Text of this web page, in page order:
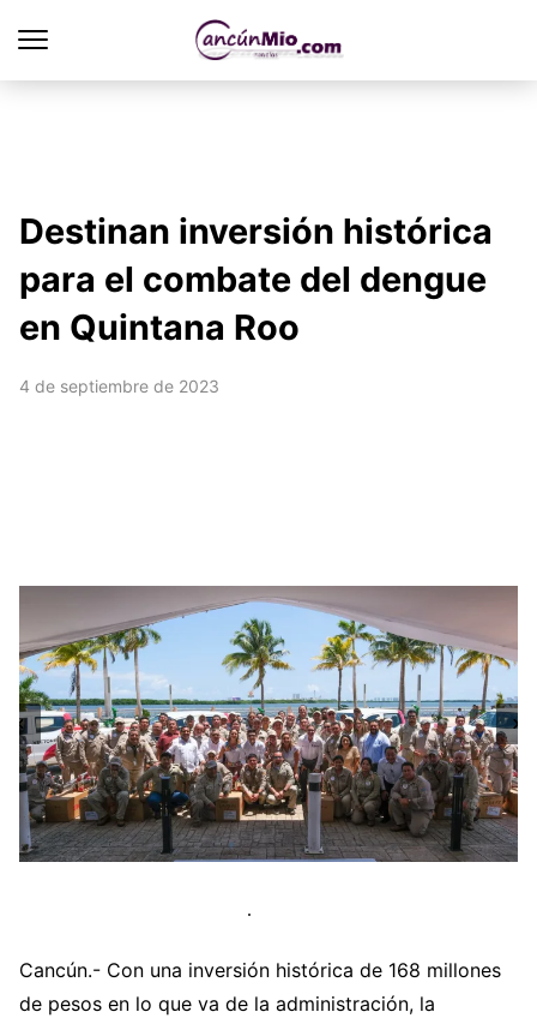
Destinan inversión histórica
para el combate del dengue
en Quintana Roo
4 de septiembre de 2023
Cancún.- Con una inversión histórica de 168 millones
de pesos en lo que va de la administración, la